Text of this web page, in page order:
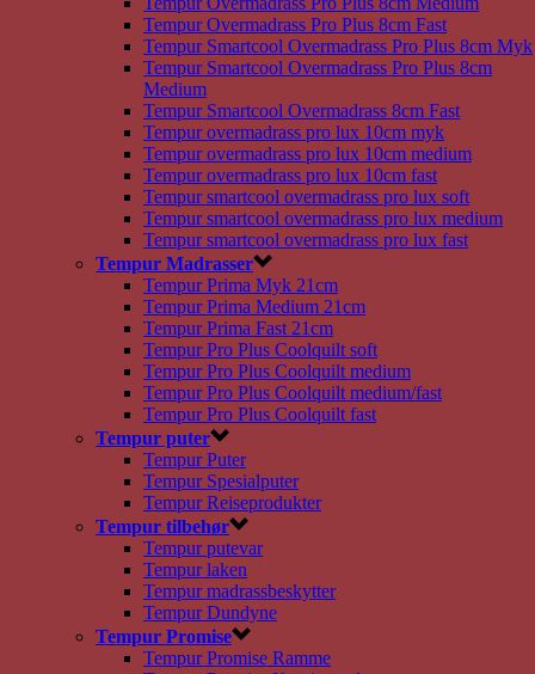
Tempur Overmadrass Pro Plus 8cm Fast
Tempur Smartcool Overmadrass Pro Plus 8cm Myk
Tempur Smartcool Overmadrass Pro Plus 8cm
Medium
Tempur Smartcool Overmadrass 8cm Fast
Tempur overmadrass pro lux 10cm myk
Tempur overmadrass pro lux 10cm medium
Tempur overmadrass pro lux 10cm fast
Tempur smartcool overmadrass pro lux soft
Tempur smartcool overmadrass pro lux medium
Tempur smartcool overmadrass pro lux fast
Tempur Madrasser
Tempur Prima Myk 21cm
Tempur Prima Medium 21cm
Tempur Prima Fast 21cm
Tempur Pro Plus Coolquilt soft
Tempur Pro Plus Coolquilt medium
Tempur Pro Plus Coolquilt medium/fast
Tempur Pro Plus Coolquilt fast
Tempur puter
Tempur Puter
Tempur Spesialputer
Tempur Reiseprodukter
Tempur tilbehør
Tempur putevar
Tempur laken
Tempur madrassbeskytter
Tempur Dundyne
Tempur Promise
Tempur Promise Ramme